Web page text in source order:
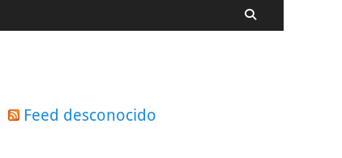
Feed desconocido